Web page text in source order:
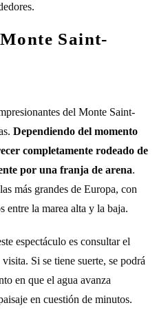
Saint-
del Monte Saint-
Dependiendo del momento
completamente rodeado de
por una franja de arena.
más grandes de Europa, con
entre la marea alta y la baja.
espectáculo es consultar el
Si se tiene suerte, se podrá
en que el agua avanza
en cuestión de minutos.